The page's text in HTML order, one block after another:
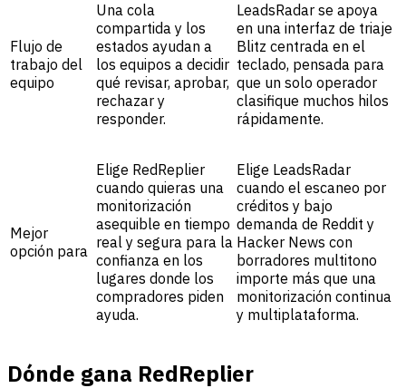
Flujo de
trabajo del
equipo
Una cola
compartida y los
estados ayudan a
los equipos a decidir
qué revisar, aprobar,
rechazar y
responder.
LeadsRadar se apoya
en una interfaz de triaje
Blitz centrada en el
teclado, pensada para
que un solo operador
clasifique muchos hilos
rápidamente.
Mejor
opción para
Elige RedReplier
cuando quieras una
monitorización
asequible en tiempo
real y segura para la
confianza en los
lugares donde los
compradores piden
ayuda.
Elige LeadsRadar
cuando el escaneo por
créditos y bajo
demanda de Reddit y
Hacker News con
borradores multitono
importe más que una
monitorización continua
y multiplataforma.
Dónde gana RedReplier